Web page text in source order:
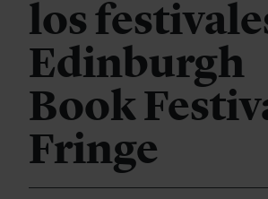
los
Edinburgh
Book
Fringe